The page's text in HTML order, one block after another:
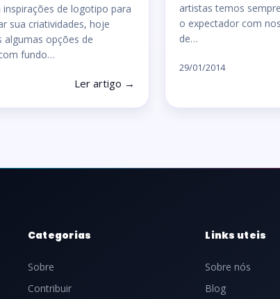
inspirações de logotipo para
sua criatividades, hoje
algumas opções de
fundo…
Ler artigo →
artistas temos
o expectador com
de…
29/01/2014
Categorias
Sobre
Contribuir
Links uteis
Sobre nós
Blog